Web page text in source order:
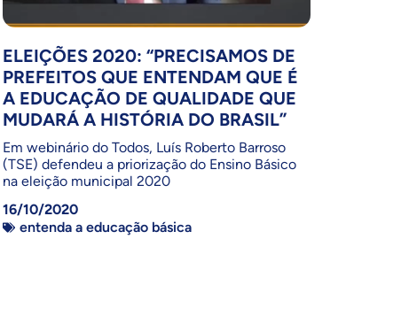
ELEIÇÕES 2020: “PRECISAMOS DE
PREFEITOS QUE ENTENDAM QUE É
A EDUCAÇÃO DE QUALIDADE QUE
MUDARÁ A HISTÓRIA DO BRASIL”
Em webinário do Todos, Luís Roberto Barroso
(TSE) defendeu a priorização do Ensino Básico
na eleição municipal 2020
16/10/2020
entenda a educação básica